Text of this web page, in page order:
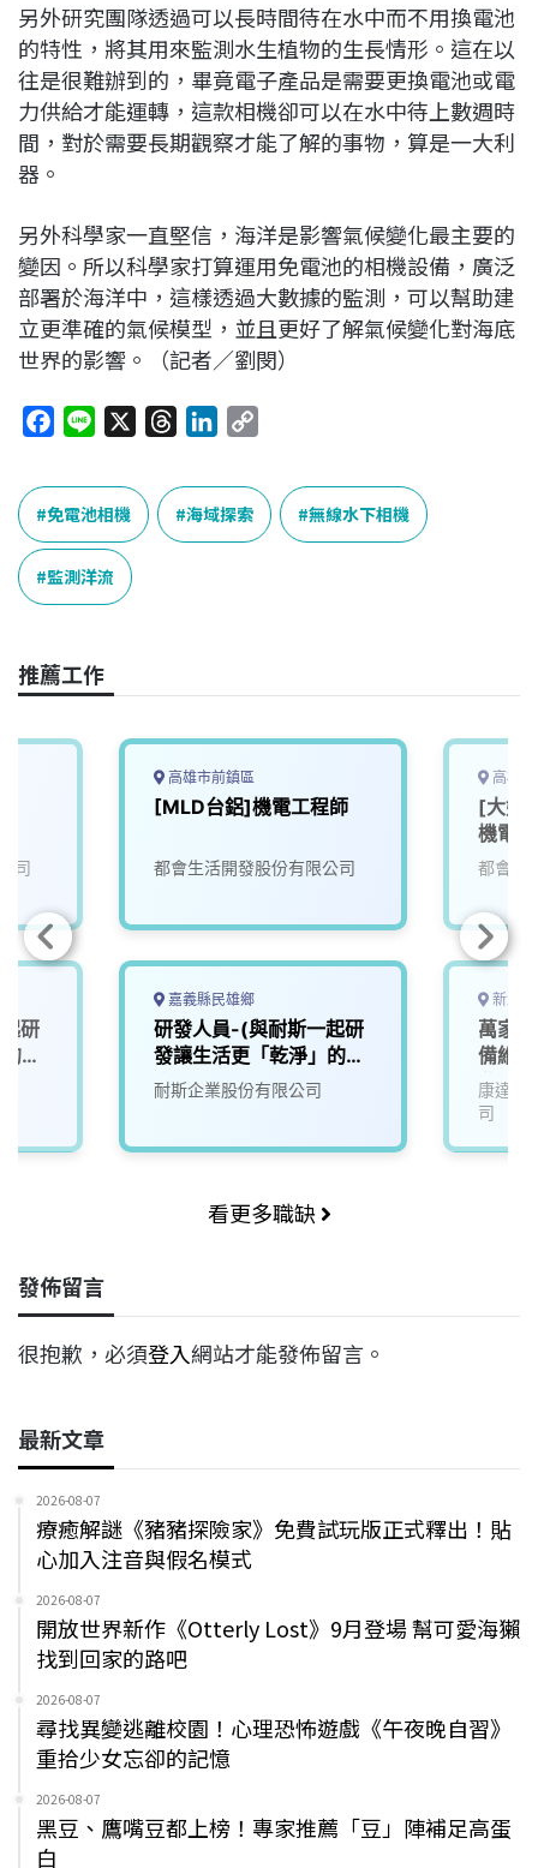
另外研究團隊透過可以長時間待在水中而不用換電池
的特性，將其用來監測水生植物的生長情形。這在以
往是很難辦到的，畢竟電子產品是需要更換電池或電
力供給才能運轉，這款相機卻可以在水中待上數週時
間，對於需要長期觀察才能了解的事物，算是一大利
器。
另外科學家一直堅信，海洋是影響氣候變化最主要的
變因。所以科學家打算運用免電池的相機設備，廣泛
部署於海洋中，這樣透過大數據的監測，可以幫助建
立更準確的氣候模型，並且更好了解氣候變化對海底
世界的影響。（記者／劉閔）
c
e
b
o
o
n
e
r
e
a
n
k
e
p
L
免電池相機 海域探索 無線水下相機
監測洋流
推薦工作
司
研
未
高雄市前鎮區
[MLD台鋁]機電工程師
都會生活開發股份有限公司
嘉義縣民雄鄉
研發人員-(與耐斯一起研
發讓生活更「乾淨」的未
來)1
耐斯企業股份有限公司
高雄
[大好
機電
都會生
新北
萬家
備維
北
康達盛
司
看更多職缺
發佈留言
很抱歉，必須登入網站才能發佈留言。
最新文章
2026-08-07
療癒解謎《豬豬探險家》免費試玩版正式釋出！貼
心加入注音與假名模式
2026-08-07
開放世界新作《Otterly Lost》9月登場 幫可愛海獺
找到回家的路吧
2026-08-07
尋找異變逃離校園！心理恐怖遊戲《午夜晚自習》
重拾少女忘卻的記憶
2026-08-07
黑豆、鷹嘴豆都上榜！專家推薦「豆」陣補足高蛋
白